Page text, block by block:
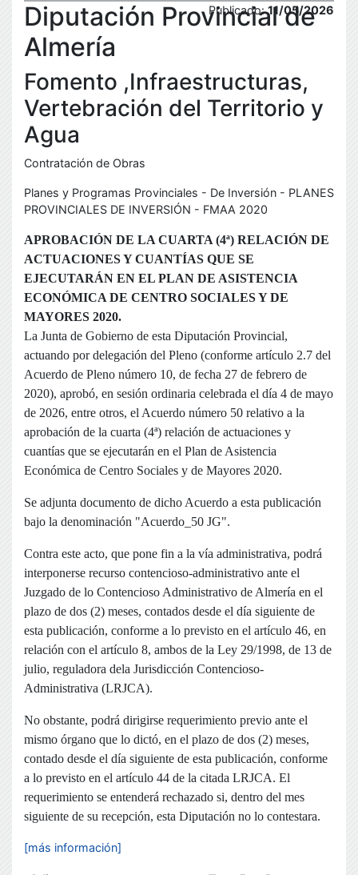
Diputación Provincial de
Almería
Fomento ,Infraestructuras,
Vertebración del Territorio y
Agua
Contratación de Obras
Planes y Programas Provinciales - De Inversión - PLANES
PROVINCIALES DE INVERSIÓN - FMAA 2020
Publicado:11/05/2026
APROBACIÓN DE LA CUARTA (4ª) RELACIÓN DE
ACTUACIONES Y CUANTÍAS QUE SE
EJECUTARÁN EN EL PLAN DE ASISTENCIA
ECONÓMICA DE CENTRO SOCIALES Y DE
MAYORES 2020.
La Junta de Gobierno de esta Diputación Provincial,
actuando por delegación del Pleno (conforme artículo 2.7 del
Acuerdo de Pleno número 10, de fecha 27 de febrero de
2020), aprobó, en sesión ordinaria celebrada el día 4 de mayo
de 2026, entre otros, el Acuerdo número 50 relativo a la
aprobación de la cuarta (4ª) relación de actuaciones y
cuantías que se ejecutarán en el Plan de Asistencia
Económica de Centro Sociales y de Mayores 2020.
Se adjunta documento de dicho Acuerdo a esta publicación
bajo la denominación "Acuerdo_50 JG".
Contra este acto, que pone fin a la vía administrativa, podrá
interponerse recurso contencioso-administrativo ante el
Juzgado de lo Contencioso Administrativo de Almería en el
plazo de dos (2) meses, contados desde el día siguiente de
esta publicación, conforme a lo previsto en el artículo 46, en
relación con el artículo 8, ambos de la Ley 29/1998, de 13 de
julio, reguladora dela Jurisdicción Contencioso-
Administrativa (LRJCA).
No obstante, podrá dirigirse requerimiento previo ante el
mismo órgano que lo dictó, en el plazo de dos (2) meses,
contado desde el día siguiente de esta publicación, conforme
a lo previsto en el artículo 44 de la citada LRJCA. El
requerimiento se entenderá rechazado si, dentro del mes
siguiente de su recepción, esta Diputación no lo contestara.
[más información]